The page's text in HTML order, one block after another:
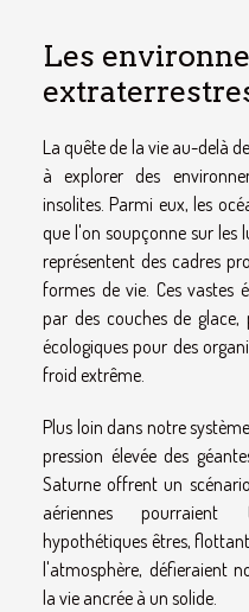
Les
La quête de la vie au-delà
à explorer des
insolites. Parmi eux, les
que l'on soupçonne sur les
représentent des cadres
formes de vie. Ces vastes
par des couches de
écologiques pour des
froid extrême.
Plus loin dans notre
pression élevée des
Saturne offrent un
aériennes pourraient
hypothétiques êtres,
l'atmosphère, défieraient
la vie ancrée à un solide.